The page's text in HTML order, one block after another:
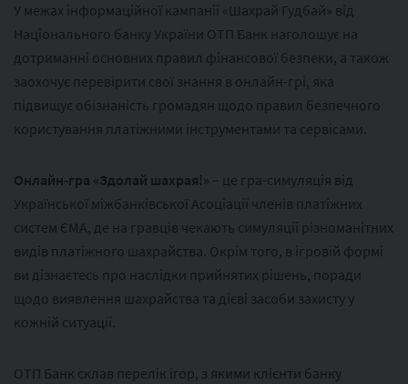
У межах інформаційної кампанії «Шахрай Гудбай» від
Національного банку України ОТП Банк наголошує на
дотриманні основних правил фінансової безпеки, а також
заохочує перевірити свої знання в онлайн-грі, яка
підвищує обізнаність громадян щодо правил безпечного
користування платіжними інструментами та сервісами.
Онлайн-гра «Здолай шахрая!» – це гра-симуляція від
Української міжбанківської Асоціації членів платіжних
систем ЄМА, де на гравців чекають симуляції різноманітних
видів платіжного шахрайства. Окрім того, в ігровій формі
ви дізнаєтесь про наслідки прийнятих рішень, поради
щодо виявлення шахрайства та дієві засоби захисту у
кожній ситуації.
ОТП Банк склав перелік ігор, з якими клієнти банку